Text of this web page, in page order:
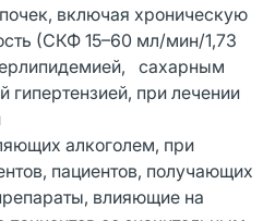
включая хроническую
(СКФ 15–60 мл/мин/1,73
сахарным
гипертензией, при лечении
алкоголем, при
пациентов, получающих
влияющие на